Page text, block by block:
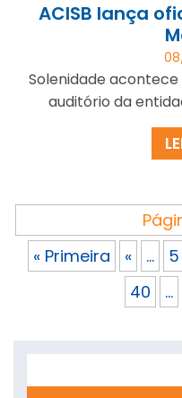
ACISB lança
Solenidade
auditório da
« Primeira
« ... 5
40
...